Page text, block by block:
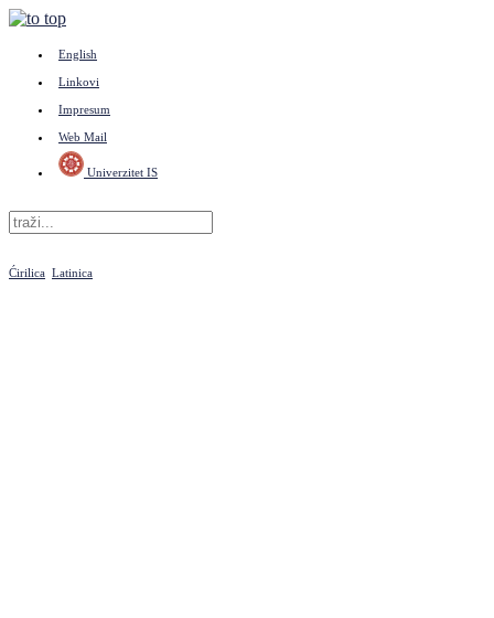
English
Linkovi
Impresum
Web Mail
Univerzitet IS
Ćirilica Latinica